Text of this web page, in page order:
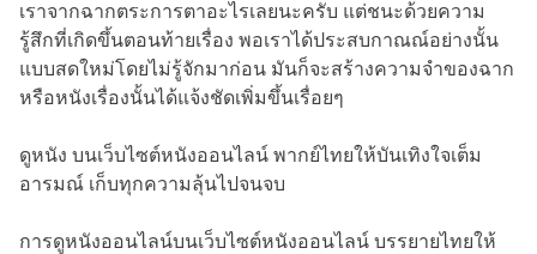
เราจากฉากตระการตาอะไรเลยนะครับ แต่ชนะด้วยความ
รู้สึกที่เกิดขึ้นตอนท้ายเรื่อง พอเราได้ประสบกาณณ์อย่างนั้น
แบบสดใหม่โดยไม่รู้จักมาก่อน มันก็จะสร้างความจำของฉาก
หรือหนังเรื่องนั้นได้แจ้งชัดเพิ่มขึ้นเรื่อยๆ
ดูหนัง บนเว็บไซต์หนังออนไลน์ พากย์ไทยให้บันเทิงใจเต็ม
อารมณ์ เก็บทุกความลุ้นไปจนจบ
การดูหนังออนไลน์บนเว็บไซต์หนังออนไลน์ บรรยายไทยให้